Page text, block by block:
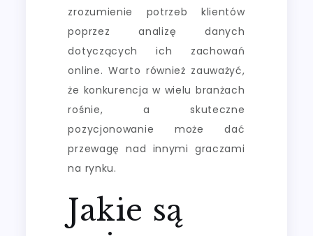
zrozumienie potrzeb klientów
poprzez analizę danych
dotyczących ich zachowań
online. Warto również zauważyć,
że konkurencja w wielu branżach
rośnie, a skuteczne
pozycjonowanie może dać
przewagę nad innymi graczami
na rynku.
Jakie są